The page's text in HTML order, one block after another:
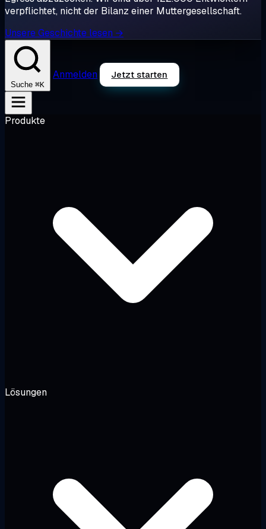
verpflichtet, nicht der Bilanz einer Muttergesellschaft.
Unsere Geschichte lesen →
Suche ⌘K
Anmelden Jetzt starten
Produkte
Lösungen